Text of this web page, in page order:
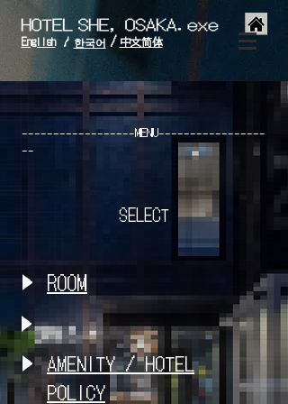
English / 한국어 中文简体
/
------------------MENU-----------------
--
SELECT
ROOM
AMENITY / HOTEL
POLICY